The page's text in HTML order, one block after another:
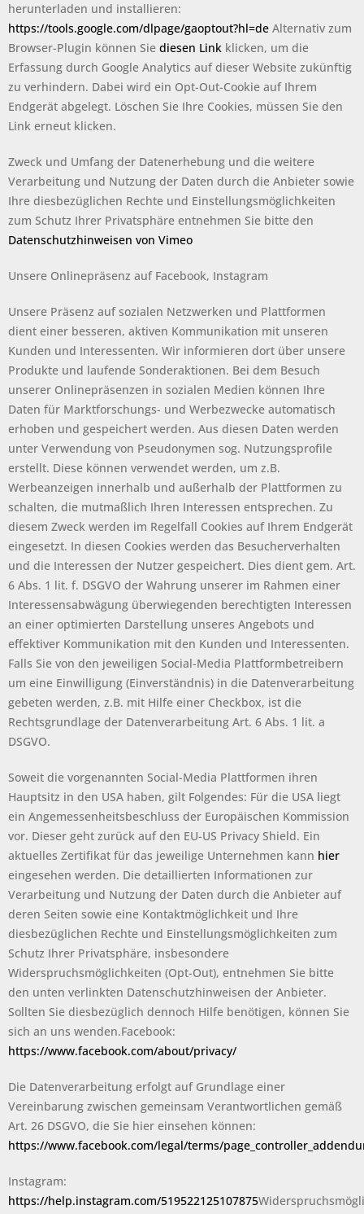
herunterladen und installieren:
https://tools.google.com/dlpage/gaoptout?hl=de Alternativ zum
Browser-Plugin können Sie diesen Link klicken, um die
Erfassung durch Google Analytics auf dieser Website zukünftig
zu verhindern. Dabei wird ein Opt-Out-Cookie auf Ihrem
Endgerät abgelegt. Löschen Sie Ihre Cookies, müssen Sie den
Link erneut klicken.
Zweck und Umfang der Datenerhebung und die weitere
Verarbeitung und Nutzung der Daten durch die Anbieter sowie
Ihre diesbezüglichen Rechte und Einstellungsmöglichkeiten
zum Schutz Ihrer Privatsphäre entnehmen Sie bitte den
Datenschutzhinweisen von Vimeo
Unsere Onlinepräsenz auf Facebook, Instagram
Unsere Präsenz auf sozialen Netzwerken und Plattformen
dient einer besseren, aktiven Kommunikation mit unseren
Kunden und Interessenten. Wir informieren dort über unsere
Produkte und laufende Sonderaktionen. Bei dem Besuch
unserer Onlinepräsenzen in sozialen Medien können Ihre
Daten für Marktforschungs- und Werbezwecke automatisch
erhoben und gespeichert werden. Aus diesen Daten werden
unter Verwendung von Pseudonymen sog. Nutzungsprofile
erstellt. Diese können verwendet werden, um z.B.
Werbeanzeigen innerhalb und außerhalb der Plattformen zu
schalten, die mutmaßlich Ihren Interessen entsprechen. Zu
diesem Zweck werden im Regelfall Cookies auf Ihrem Endgerät
eingesetzt. In diesen Cookies werden das Besucherverhalten
und die Interessen der Nutzer gespeichert. Dies dient gem. Art.
6 Abs. 1 lit. f. DSGVO der Wahrung unserer im Rahmen einer
Interessensabwägung überwiegenden berechtigten Interessen
an einer optimierten Darstellung unseres Angebots und
effektiver Kommunikation mit den Kunden und Interessenten.
Falls Sie von den jeweiligen Social-Media Plattformbetreibern
um eine Einwilligung (Einverständnis) in die Datenverarbeitung
gebeten werden, z.B. mit Hilfe einer Checkbox, ist die
Rechtsgrundlage der Datenverarbeitung Art. 6 Abs. 1 lit. a
DSGVO.
Soweit die vorgenannten Social-Media Plattformen ihren
Hauptsitz in den USA haben, gilt Folgendes: Für die USA liegt
ein Angemessenheitsbeschluss der Europäischen Kommission
vor. Dieser geht zurück auf den EU-US Privacy Shield. Ein
aktuelles Zertifikat für das jeweilige Unternehmen kann hier
eingesehen werden. Die detaillierten Informationen zur
Verarbeitung und Nutzung der Daten durch die Anbieter auf
deren Seiten sowie eine Kontaktmöglichkeit und Ihre
diesbezüglichen Rechte und Einstellungsmöglichkeiten zum
Schutz Ihrer Privatsphäre, insbesondere
Widerspruchsmöglichkeiten (Opt-Out), entnehmen Sie bitte
den unten verlinkten Datenschutzhinweisen der Anbieter.
Sollten Sie diesbezüglich dennoch Hilfe benötigen, können Sie
sich an uns wenden.Facebook:
https://www.facebook.com/about/privacy/
Die Datenverarbeitung erfolgt auf Grundlage einer
Vereinbarung zwischen gemeinsam Verantwortlichen gemäß
Art. 26 DSGVO, die Sie hier einsehen können:
https://www.facebook.com/legal/terms/
Instagram:
https://help.instagram.com/519522125107875